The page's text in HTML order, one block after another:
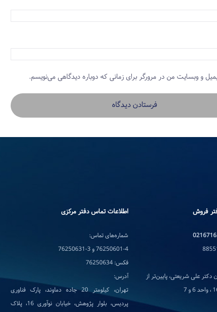
و وبسایت من در مرورگر برای زمانی که دوباره دیدگاهی می‌نویسم.
اطلاعات تماس دفتر مرکزی
شماره‌های تماس:
76250601-4 و 3-76250631
فکس: 76250634
آدرس:
تهران، کیلومتر 20 جاده دماوند، پارک فناوری
پردیس، بلوار پژوهش، خیابان نوآوری 16، پلاک
فروش
دکتر علی شریعتی، پایین‌تر از